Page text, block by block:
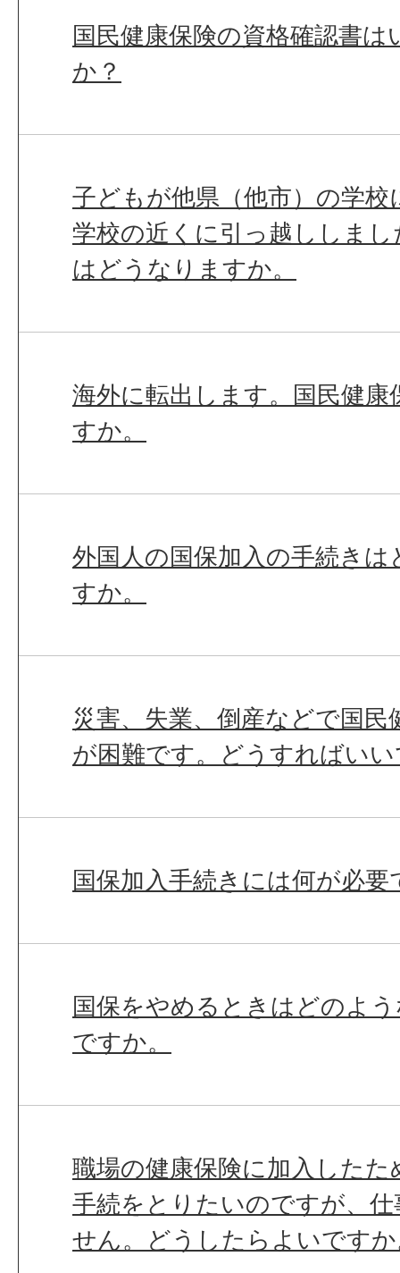
国民健康保険の資格確認書
か？
子どもが他県（他市）の学
学校の近くに引っ越ししま
はどうなりますか。
海外に転出します。国民健
すか。
外国人の国保加入の手続き
すか。
災害、失業、倒産などで国民
が困難です。どうすればい
国保加入手続きには何が必要
国保をやめるときはどのよ
ですか。
職場の健康保険に加入した
手続をとりたいのですが、
せん。どうしたらよいです